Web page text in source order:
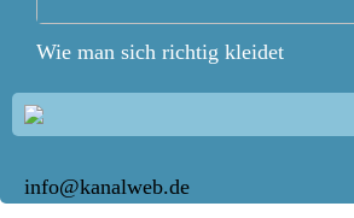
Wie man sich richtig kleidet
info@kanalweb.de